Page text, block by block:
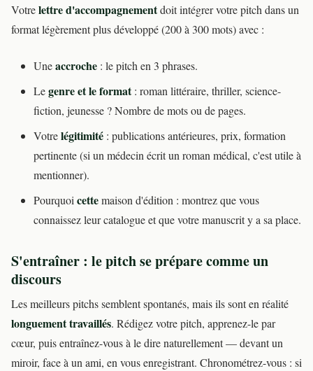
Votrelettre d'accompagnementdoit intégrer votre pitch dans un
format légèrement plus développé (200 à 300 mots) avec :
Uneaccroche : le pitch en 3 phrases.
Legenre et le format: roman littéraire, thriller, science-
fiction, jeunesse ? Nombre de mots ou de pages.
Votrelégitimité : publications antérieures, prix, formation
pertinente (si un médecin écrit un roman médical, c'est utile à
mentionner).
Pourquoicettemaison d'édition : montrez que vous
connaissez leur catalogue et que votre manuscrit y a sa place.
S'entraîner : le pitch se prépare comme un
discours
Les meilleurs pitchs semblent spontanés, mais ils sont en réalité
longuement travaillés. Rédigez votre pitch, apprenez-le par
cœur, puis entraînez-vous à le dire naturellement — devant un
miroir, face à un ami, en vous enregistrant. Chronométrez-vous : si